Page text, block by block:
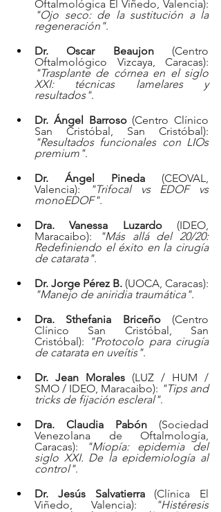
"Ojo seco: de la sustitución a la
regeneración".
Dr. Oscar Beaujon (Centro
"Trasplante de córnea en el siglo
XXI: técnicas lamelares y
resultados".
Dr. Ángel Barroso (Centro Clínico
"Resultados funcionales con LIOs
premium".
Dr. Ángel Pineda (CEOVAL,
Valencia):
"Trifocal vs EDOF vs
monoEDOF".
Dra. Vanessa Luzardo (IDEO,
Maracaibo):
"Más allá del 20/20:
Redefiniendo el éxito en la cirugía
de catarata".
Dr. Jorge Pérez B.
"Manejo de aniridia traumática".
Dra. Sthefania Briceño (Centro
Clínico San Cristóbal, San
Cristóbal):
"Protocolo para cirugía
de catarata en uveítis".
Dr. Jean Morales (LUZ / HUM /
SMO / IDEO, Maracaibo): "Tips and
tricks de fijación escleral".
Dra. Claudia Pabón (Sociedad
Venezolana de Oftalmología,
Caracas):
"Miopía: epidemia del
siglo XXI. De la epidemiología al
control".
Dr. Jesús Salvatierra (Clínica El
Viñedo, Valencia):
"Histéresis